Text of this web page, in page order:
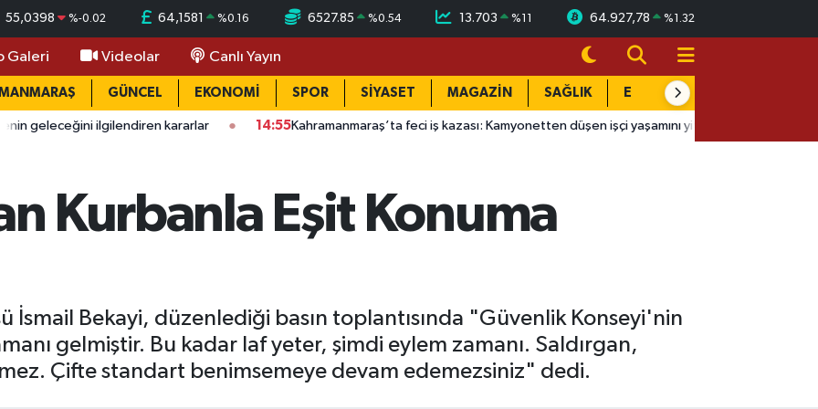
55,0398 %-0.02 64,1581 %0.16 6527.85 %0.54 13.703 %11 64.927,78 %1.32
Galeri Videolar Canlı Yayın
GÜNCEL EKONOMİ SPOR SİYASET MAGAZİN SAĞLIK EĞİTİM
kararlar 14:55Kahramanmaraş’ta feci iş kazası: Kamyonetten düşen işçi yaşamını yitirdi 14:51
Kurbanla Eşit Konuma
İsmail Bekayi, düzenlediği basın toplantısında "Güvenlik Konseyi'nin
gelmiştir. Bu kadar laf yeter, şimdi eylem zamanı. Saldırgan,
Çifte standart benimsemeye devam edemezsiniz" dedi.